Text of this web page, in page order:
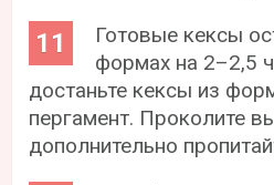
Готовые кексы
формах на 2–2,5
достаньте кексы из
пергамент. Проколите
дополнительно